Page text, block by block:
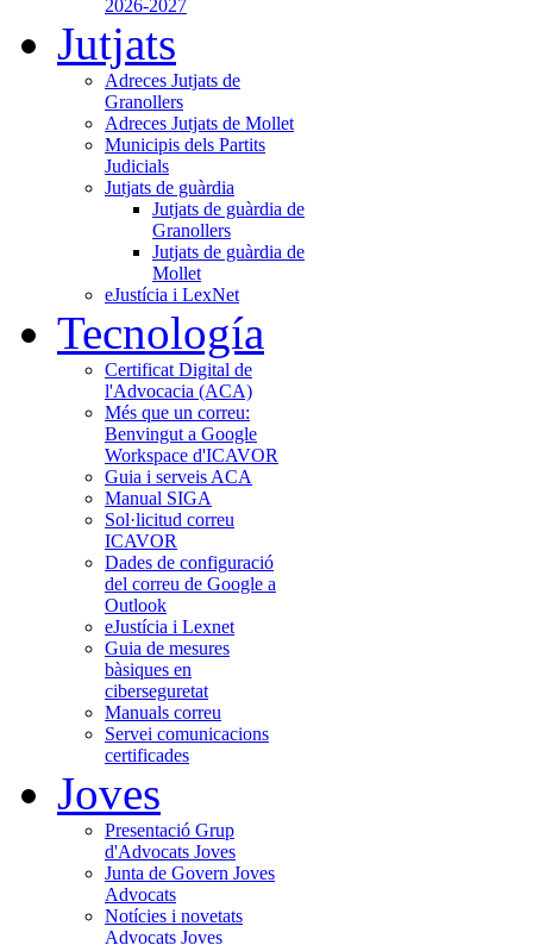
2026-2027
Jutjats
Adreces Jutjats de
Granollers
Adreces Jutjats de Mollet
Municipis dels Partits
Judicials
Jutjats de guàrdia
Jutjats de guàrdia de
Granollers
Jutjats de guàrdia de
Mollet
eJustícia i LexNet
Tecnología
Certificat Digital de
l'Advocacia (ACA)
Més que un correu:
Benvingut a Google
Workspace d'ICAVOR
Guia i serveis ACA
Manual SIGA
Sol·licitud correu
ICAVOR
Dades de configuració
del correu de Google a
Outlook
eJustícia i Lexnet
Guia de mesures
bàsiques en
ciberseguretat
Manuals correu
Servei comunicacions
certificades
Joves
Presentació Grup
d'Advocats Joves
Junta de Govern Joves
Advocats
Notícies i novetats
Advocats Joves